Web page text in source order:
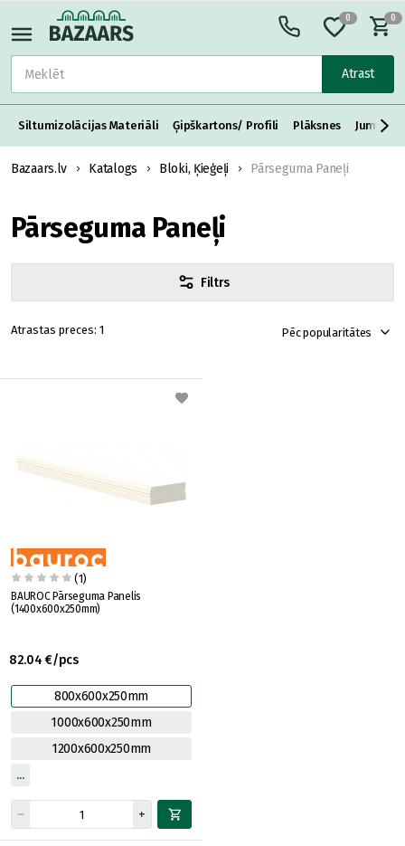
Atrast
0 0
Siltumizolācijas Materiāli Ģipškartons/ Profili Plāksnes Jumta
Bazaars.lv Katalogs Bloki, Ķieģeļi Pārseguma Paneļi
Pārseguma Paneļi
Filtrs
1 Pēc popularitātes
(1)
BAUROC Pārseguma Panelis
(1400x600x250mm)
82.04 €/pcs
800x600x250mm
1000x600x250mm
1200x600x250mm